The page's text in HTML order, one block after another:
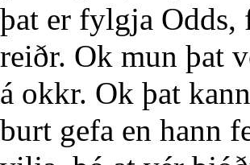
þat er fylgja Odds,
reiðr. Ok mun þat
á okkr. Ok þat
burt gefa en hann